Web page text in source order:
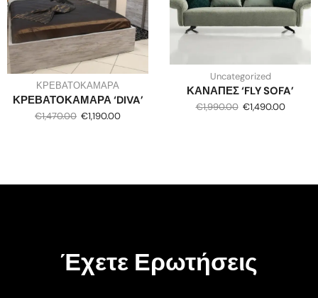
ΚΡΕΒΑΤΟΚΑΜΑΡΑ
ΚΡΕΒΑΤΟΚΑΜΑΡΑ ‘DIVA’
€1,470.00 €1,190.00
Uncategorized
ΚΑΝΑΠΕΣ ‘FLY SOFA’
€1,990.00 €1,490.00
Έχετε Ερωτήσεις